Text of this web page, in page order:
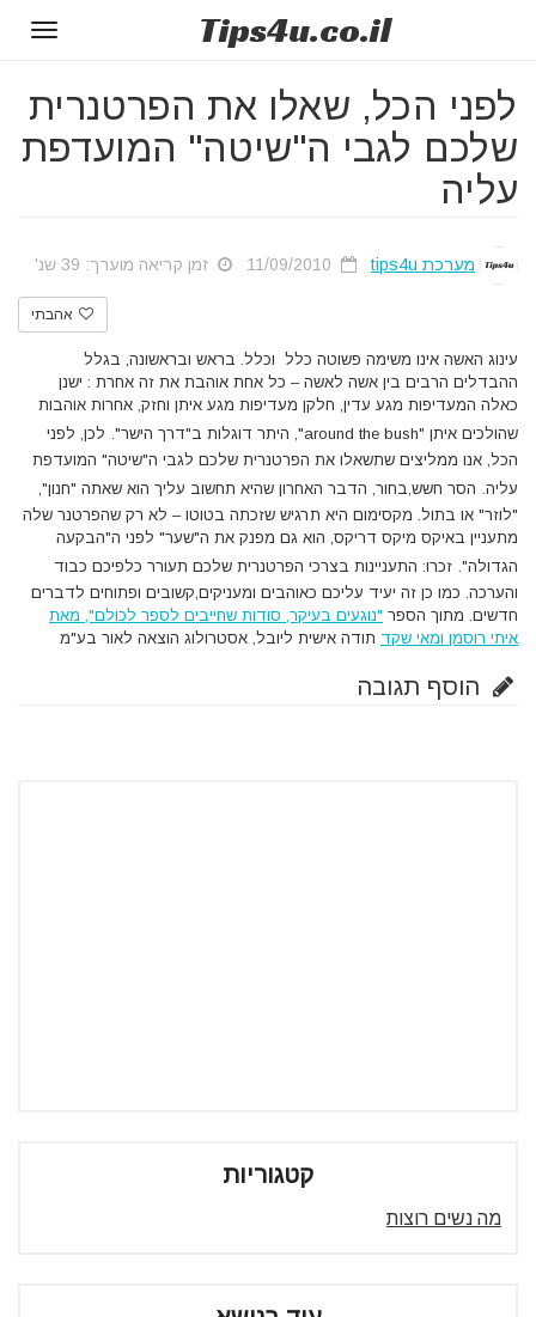
Tips4u.co.il
לפני הכל, שאלו את הפרטנרית
שלכם לגבי ה"שיטה" המועדפת
עליה
מערכת tips4u זמן קריאה מוערך: 39 שנ'
אהבתי
עינוג האשה אינו משימה פשוטה כלל וכלל. בראש ובראשונה, בגלל
ההבדלים הרבים בין אשה לאשה – כל אחת אוהבת את זה אחרת : ישנן
כאלה המעדיפות מגע עדין, חלקן מעדיפות מגע איתן וחזק, אחרות אוהבות
שהולכים איתן "around the bush", היתר דוגלות ב"דרך הישר".
לכן, לפני
הכל, אנו ממליצים שתשאלו את הפרטנרית שלכם לגבי ה"שיטה" המועדפת
עליה. הסר חשש,בחור, הדבר האחרון שהיא תחשוב עליך הוא שאתה "חנון",
"לוזר" או בתול. מקסימום היא תרגיש שזכתה בטוטו – לא רק שהפרטנר שלה
מתעניין באיקס מיקס דריקס, הוא גם מפנק את ה"שער" לפני ה"הבקעה
הגדולה". זכרו: התעניינות בצרכי הפרטנרית שלכם תעורר כלפיכם כבוד
והערכה. כמו כן זה יעיד עליכם כאוהבים ומעניקים,קשובים ופתוחים לדברים
חדשים. מתוך הספר "נוגעים בעיקר, סודות שחייבים לספר לכולם", מאת
איתי רוסמן ומאי שקד תודה אישית ליובל, אסטרולוג הוצאה לאור בע"מ
הוסף תגובה
קטגוריות
מה נשים רוצות